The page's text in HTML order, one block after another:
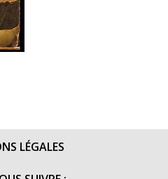
LÉGALES